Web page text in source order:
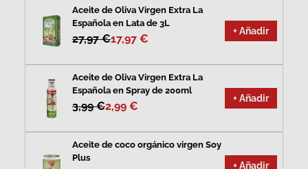
Aceite de Oliva Virgen Extra La
Española en Lata de 3L
27,97 €17,97 €
+ Añadir
Aceite de Oliva Virgen Extra La
Española en Spray de 200ml
3,99 €2,99 €
+ Añadir
Aceite de coco orgánico virgen Soy
Plus
+ Añadir